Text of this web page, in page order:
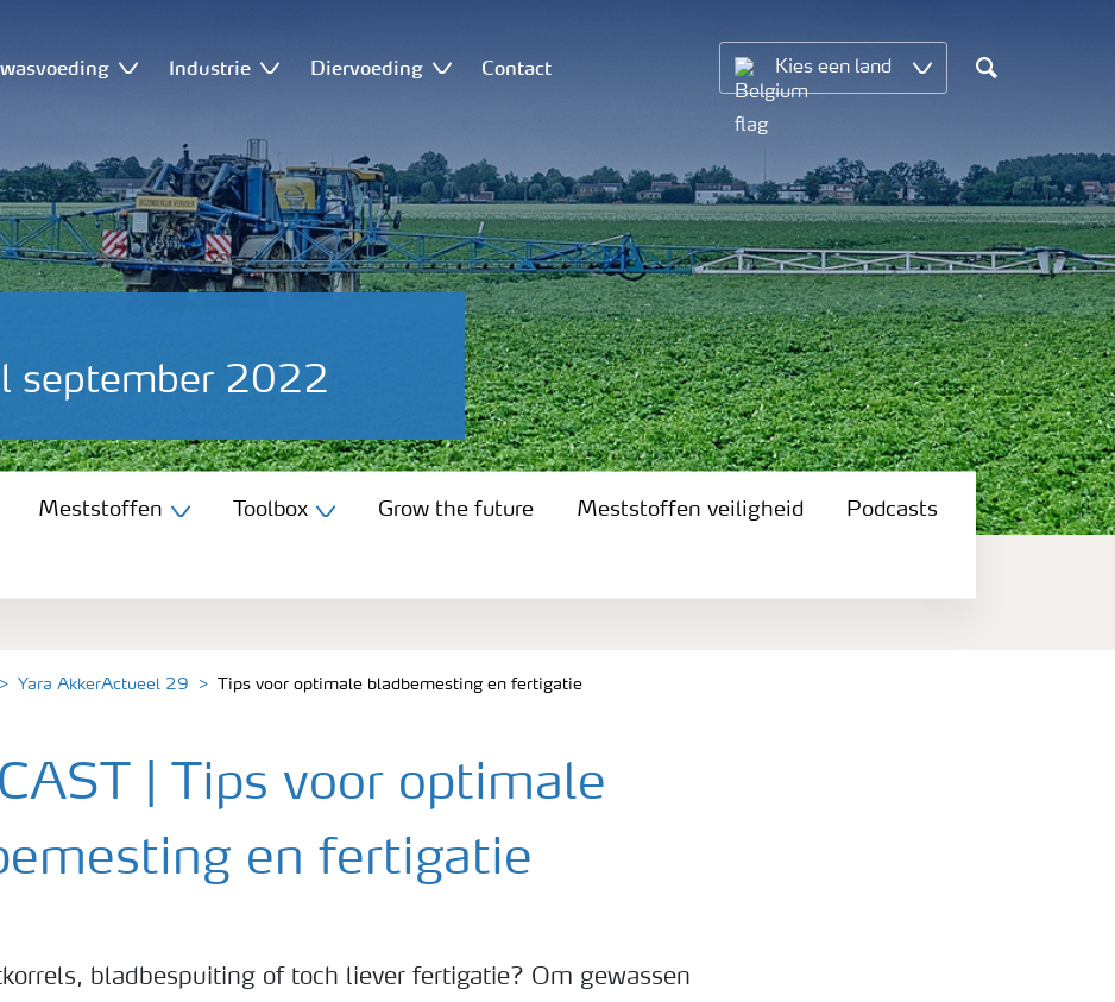
Industrie Diervoeding Contact Kies een land
Search
september 2022
Meststoffen Toolbox Grow the future Meststoffen veiligheid Podcasts
Yara AkkerActueel 29 Tips voor optimale bladbemesting en fertigatie
| Tips voor optimale
en fertigatie
bladbespuiting of toch liever fertigatie? Om gewassen